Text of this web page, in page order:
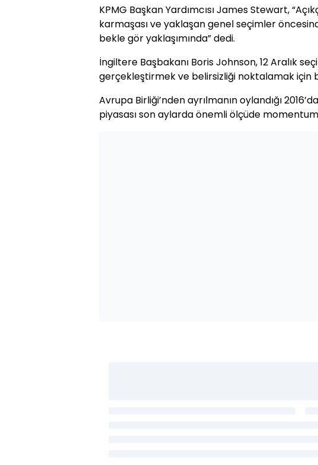
KPMG Başkan Yardımcısı James Stewart,
karmaşası ve yaklaşan genel seçimler
bekle gör yaklaşımında” dedi.
İngiltere Başbakanı Boris Johnson, 12 Aralık
gerçekleştirmek ve belirsizliği noktalamak için
Avrupa Birliği’nden ayrılmanın oylandığı
piyasası son aylarda önemli ölçüde momentum